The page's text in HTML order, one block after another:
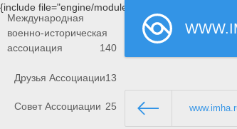
{include file="engine/modules/saperu/head.php"}
Международная
военно-историческая
ассоциация
140
Друзья Ассоциации13
Совет Ассоциации 25